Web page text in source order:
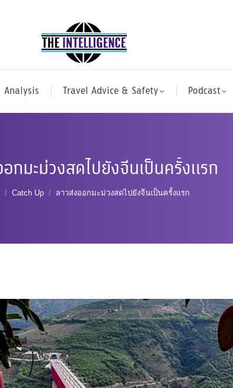
Analysis Travel Advice & Safety Podcast
กมะม่วงสดไปยังจีนเป็นครั้งแรก
here:
Catch Up ลาวส่งออกมะม่วงสดไปยังจีนเป็นครั้งแรก